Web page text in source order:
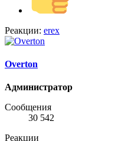
Реакции: erex
Overton
Администратор
Сообщения
30 542
Реакции